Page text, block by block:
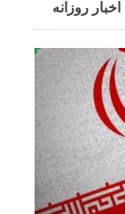
اخبار روزانه